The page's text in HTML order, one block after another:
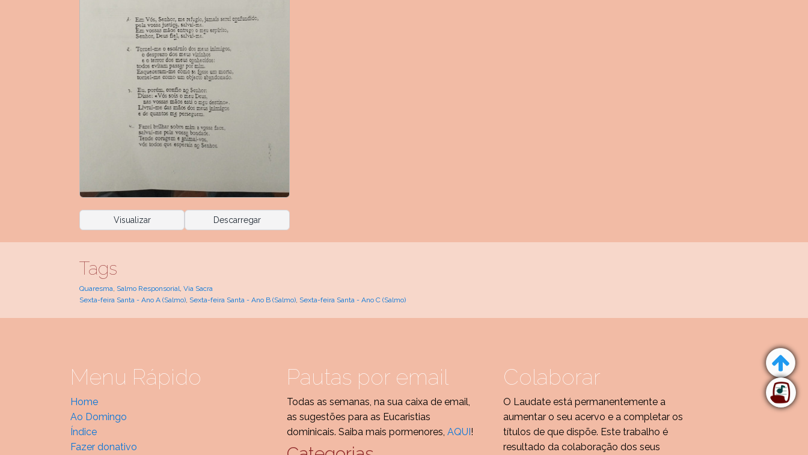
Visualizar Descarregar
Tags
Quaresma, Salmo Responsorial, Via Sacra
Sexta-feira Santa - Ano A (Salmo), Sexta-feira Santa - Ano B (Salmo), Sexta-feira Santa - Ano C (Salmo)
Menu Rápido
Home
Ao Domingo
Índice
Fazer donativo
Pautas por email
Todas as semanas, na sua caixa de email,
as sugestões para as Eucaristias
dominicais. Saiba mais pormenores, AQUI !
Colaborar
O Laudate está permanentemente a
aumentar o seu acervo e a completar os
títulos de que dispõe. Este trabalho é
resultado da colaboração dos seus